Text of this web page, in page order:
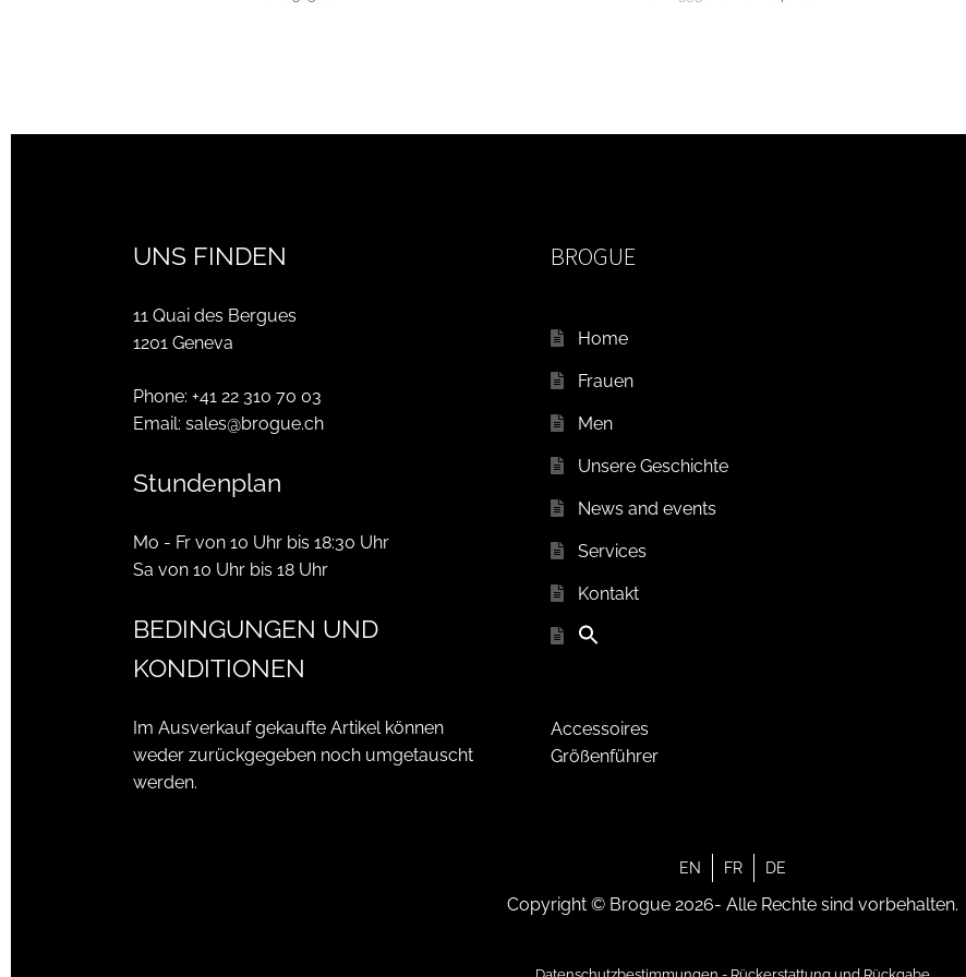
UNS FINDEN
11 Quai des Bergues
1201 Geneva
Phone: +41 22 310 70 03
Email: sales@brogue.ch
Stundenplan
Mo - Fr von 10 Uhr bis 18:30 Uhr
Sa von 10 Uhr bis 18 Uhr
BEDINGUNGEN UND
KONDITIONEN
Im Ausverkauf gekaufte Artikel können
weder zurückgegeben noch umgetauscht
werden.
BROGUE
Home
Frauen
Men
Unsere Geschichte
News and events
Services
Kontakt
Accessoires
Größenführer
EN FR DE
Copyright © Brogue 2026- Alle Rechte sind vorbehalten.